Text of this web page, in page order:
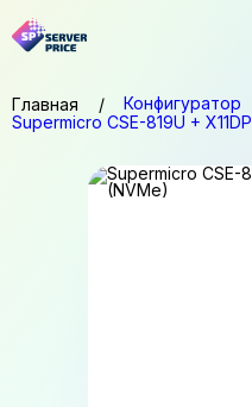
Главная
Конфигуратор
Supermicro CSE-819U +